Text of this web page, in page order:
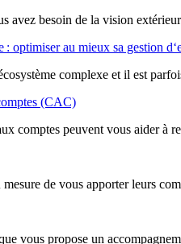
avez besoin de la vision
: optimiser au mieux sa gestion
complexe et il est
(CAC)
comptes peuvent vous aider à
de vous apporter leurs
vous propose un